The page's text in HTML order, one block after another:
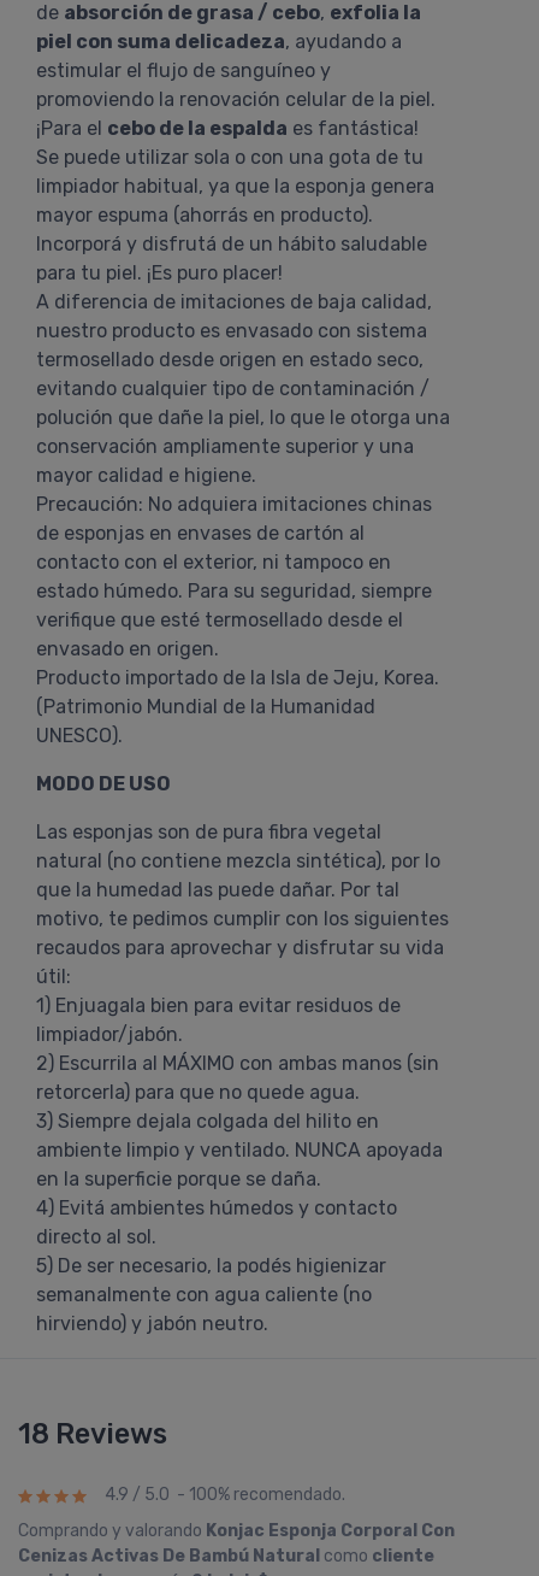
de absorción de grasa / cebo, exfolia la
piel con suma delicadeza, ayudando a
estimular el flujo de sanguíneo y
promoviendo la renovación celular de la piel.
¡Para el cebo de la espalda es fantástica!
Se puede utilizar sola o con una gota de tu
limpiador habitual, ya que la esponja genera
mayor espuma (ahorrás en producto).
Incorporá y disfrutá de un hábito saludable
para tu piel. ¡Es puro placer!
A diferencia de imitaciones de baja calidad,
nuestro producto es envasado con sistema
termosellado desde origen en estado seco,
evitando cualquier tipo de contaminación /
polución que dañe la piel, lo que le otorga una
conservación ampliamente superior y una
mayor calidad e higiene.
Precaución: No adquiera imitaciones chinas
de esponjas en envases de cartón al
contacto con el exterior, ni tampoco en
estado húmedo. Para su seguridad, siempre
verifique que esté termosellado desde el
envasado en origen.
Producto importado de la Isla de Jeju, Korea.
(Patrimonio Mundial de la Humanidad
UNESCO).
MODO DE USO
Las esponjas son de pura fibra vegetal
natural (no contiene mezcla sintética), por lo
que la humedad las puede dañar. Por tal
motivo, te pedimos cumplir con los siguientes
recaudos para aprovechar y disfrutar su vida
útil:
1) Enjuagala bien para evitar residuos de
limpiador/jabón.
2) Escurrila al MÁXIMO con ambas manos (sin
retorcerla) para que no quede agua.
3) Siempre dejala colgada del hilito en
ambiente limpio y ventilado. NUNCA apoyada
en la superficie porque se daña.
4) Evitá ambientes húmedos y contacto
directo al sol.
5) De ser necesario, la podés higienizar
semanalmente con agua caliente (no
hirviendo) y jabón neutro.
18 Reviews
4.9 / 5.0 - 100% recomendado.
Comprando y valorando Konjac Esponja Corporal Con
Cenizas Activas De Bambú Natural como cliente